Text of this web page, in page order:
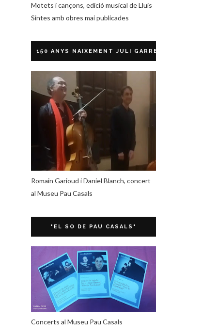
Motets i cançons, edició musical de Lluís
Sintes amb obres mai publicades
150 ANYS NAIXEMENT JULI GARRETA
Romain Garioud i Daniel Blanch, concert
al Museu Pau Casals
"EL SO DE PAU CASALS"
Concerts al Museu Pau Casals